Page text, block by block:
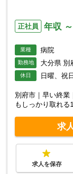
正社員 年収
業種 病院
勤務地 大分県 別
休日 日曜、祝
別府市｜早い終業
もしっかり取れる
求
求人を保存